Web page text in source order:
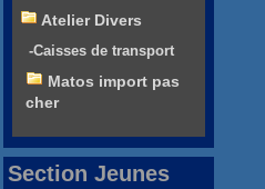
Atelier Divers
-Caisses de transport
Matos import pas
cher
Section Jeunes